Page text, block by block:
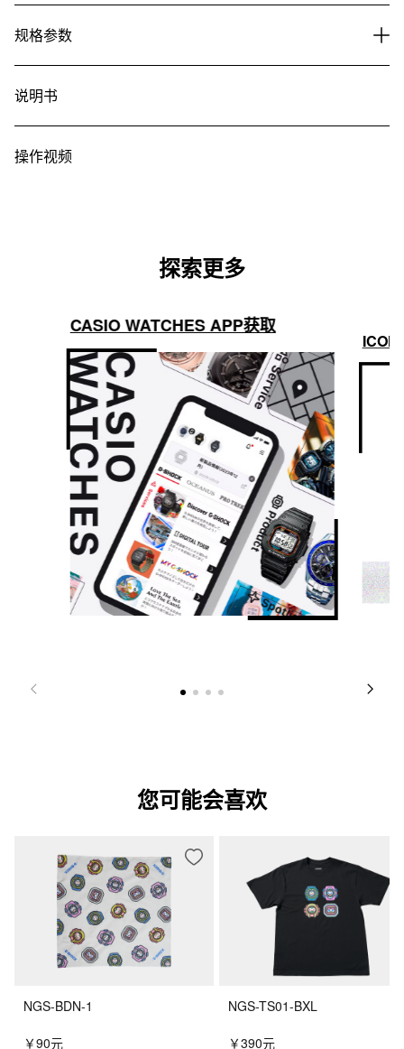
规格参数
说明书
操作视频
探索更多
CASIO WATCHES APP获取
您可能会喜欢
NGS-BDN-1
￥90元
NGS-TS01-BXL
￥390元